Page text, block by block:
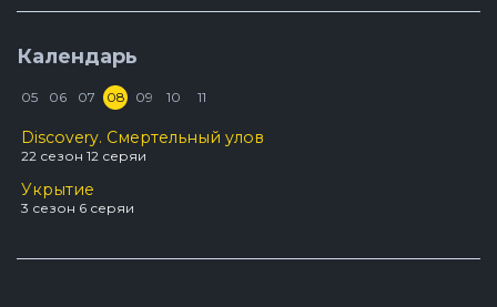
Календарь
05 06 07 08 09 10 11
Discovery. Смертельный улов
22 сезон 12 серяи
Укрытие
3 сезон 6 серяи